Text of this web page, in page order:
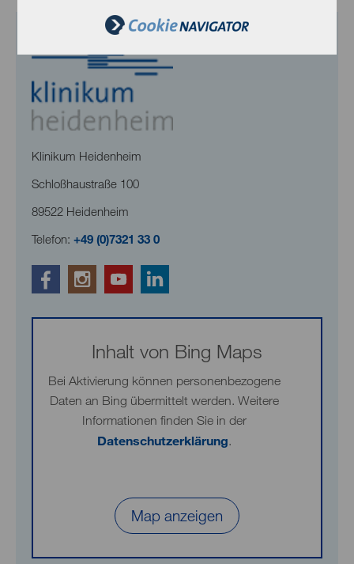
Klinikum Heidenheim
Schloßhaustraße 100
89522 Heidenheim
Telefon: +49 (0)7321 33 0
Inhalt von Bing Maps
Bei Aktivierung können personenbezogene
Daten an Bing übermittelt werden. Weitere
Informationen finden Sie in der
Datenschutzerklärung.
Map anzeigen